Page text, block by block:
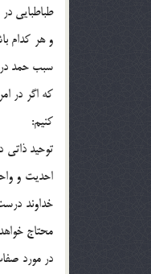
طباطبايي
سبب حمد در
كه اگر در
كنيم:
توحيد
احديت و
خداوند
محتاج
در مورد